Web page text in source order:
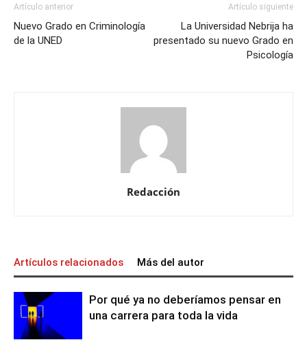
Artículo anterior
Nuevo Grado en Criminología
de la UNED
Artículo siguiente
La Universidad Nebrija ha
presentado su nuevo Grado en
Psicología
Redacción
Artículos relacionados Más del autor
Por qué ya no deberíamos pensar en
una carrera para toda la vida